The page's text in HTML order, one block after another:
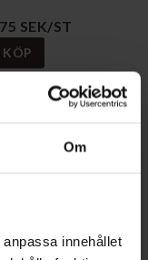
Om
innehållet
SEK/ST
KÖP